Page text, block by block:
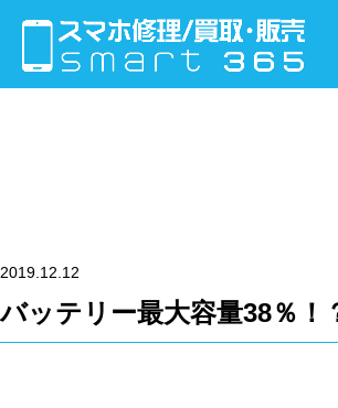
2019.12.12
バッテリー最大容量38％